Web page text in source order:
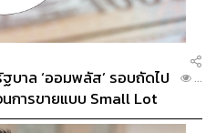
บาล ‘ออมพลัส’ รอบถัดไป
การขายแบบ Small Lot
...